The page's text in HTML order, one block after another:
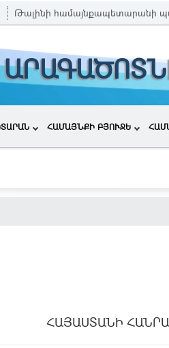
Թալինի համայնքապետարանի
ՀԱՄԱՅՆՔԻ ԲՅՈՒՋԵ
ՀԱՅԱՍՏԱՆԻ